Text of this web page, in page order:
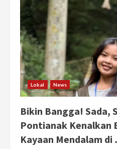
Muda
Aktif
dalam
Keterbukaan
Informasi
Publik
Lokal News
Bikin Bangga! Sada,
Pontianak Kenalkan
Kayaan Mendalam di